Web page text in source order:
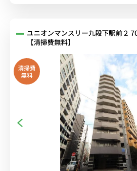
ユニオンマンスリー九段下駅前２
【清掃費無料】
清掃費
無料